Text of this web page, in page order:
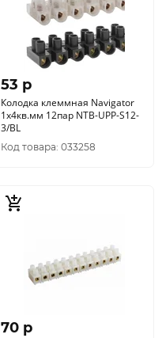
53 p
Колодка клеммная Navigator
1х4кв.мм 12пар NTB-UPP-S12-
3/BL
Код товара: 033258
70 p